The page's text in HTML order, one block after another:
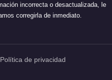
incorrecta o desactualizada, le
corregirla de inmediato.
Política de privacidad